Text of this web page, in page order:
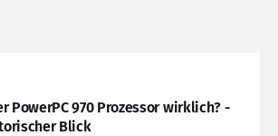
PowerPC 970 Prozessor wirklich? -
Blick